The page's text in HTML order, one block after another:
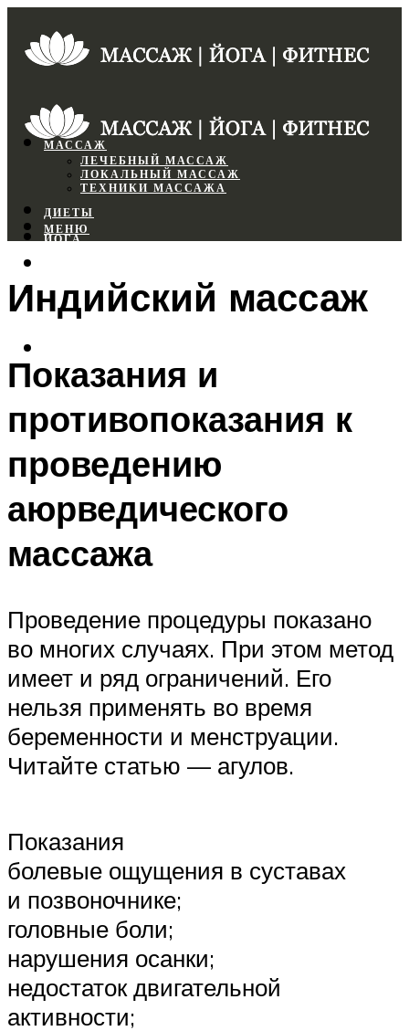
МАССАЖ
ЛЕЧЕБНЫЙ МАССАЖ
ЛОКАЛЬНЫЙ МАССАЖ
ТЕХНИКИ МАССАЖА
ДИЕТЫ
ЙОГА
ФИТНЕС
МЕНЮ
Индийский массаж
Показания и
противопоказания к
проведению
аюрведического
массажа
Проведение процедуры показано
во многих случаях. При этом метод
имеет и ряд ограничений. Его
нельзя применять во время
беременности и менструации.
Читайте статью — агулов.
Показания
болевые ощущения в суставах
и позвоночнике;
головные боли;
нарушения осанки;
недостаток двигательной
активности;